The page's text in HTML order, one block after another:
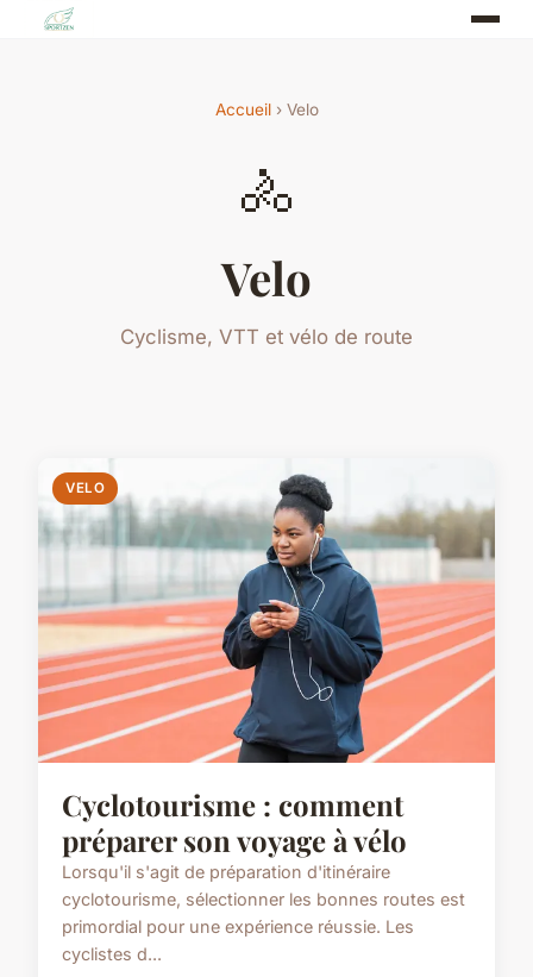
Accueil› Velo
🚴
Velo
Cyclisme, VTT et vélo de route
VELO
Cyclotourisme : comment
préparer son voyage à vélo
Lorsqu'il s'agit de préparation d'itinéraire
cyclotourisme, sélectionner les bonnes routes est
primordial pour une expérience réussie. Les
cyclistes d...